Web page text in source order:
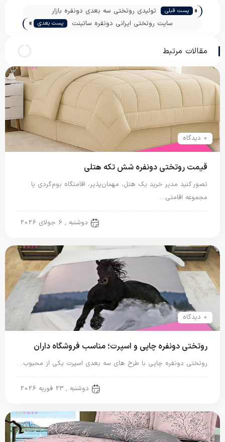
« پست قبلی
تولیدی روتختی سه بعدی دونفره بازار
سایت روتختی ایرانی دونفره ساتینت
پست بعدی »
مقالات مرتبط
0 دیدگاه
قیمت روتختی دونفره شش تکه هتلی
تصور کنید مدیر خرید یک هتل، مهمان‌پذیر، اقامتگاه بوم‌گردی یا
مجموعه اقامتی…
دوشنبه , 6 جولای 2026
0 دیدگاه
روتختی دونفره چاپی و اسپرت؛ مناسب فروشگاه داران
روتختی دونفره چاپی با طرح های سه بعدی اسپرت یکی از محبوب…
دوشنبه , 23 فوریه 2026